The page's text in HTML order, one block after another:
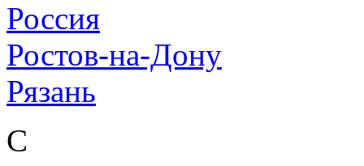
Россия
Ростов-на-Дону
Рязань
С